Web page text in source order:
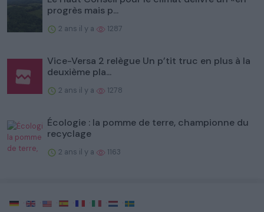
progrès mais p...
2 ans il y a 1287
Vice-Versa 2 relègue Un p’tit truc en plus à la
deuxième pla...
2 ans il y a 1278
Écologie : la pomme de terre, championne du
recyclage
2 ans il y a 1163
· · · · · ·
·